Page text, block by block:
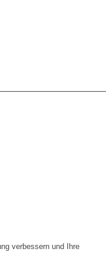
verbessern und Ihre